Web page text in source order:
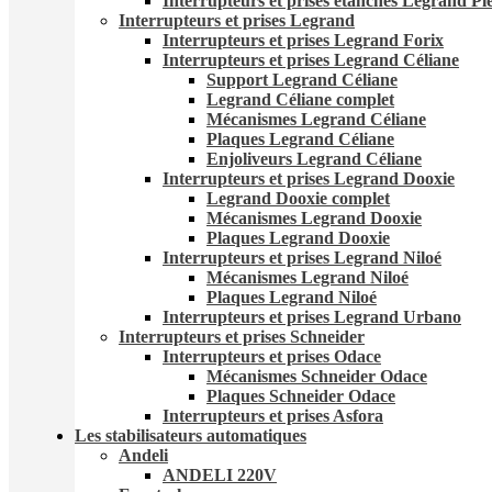
Interrupteurs et prises Legrand
Interrupteurs et prises Legrand Forix
Interrupteurs et prises Legrand Céliane
Support Legrand Céliane
Legrand Céliane complet
Mécanismes Legrand Céliane
Plaques Legrand Céliane
Enjoliveurs Legrand Céliane
Interrupteurs et prises Legrand Dooxie
Legrand Dooxie complet
Mécanismes Legrand Dooxie
Plaques Legrand Dooxie
Interrupteurs et prises Legrand Niloé
Mécanismes Legrand Niloé
Plaques Legrand Niloé
Interrupteurs et prises Legrand Urbano
Interrupteurs et prises Schneider
Interrupteurs et prises Odace
Mécanismes Schneider Odace
Plaques Schneider Odace
Interrupteurs et prises Asfora
Les stabilisateurs automatiques
Andeli
ANDELI 220V